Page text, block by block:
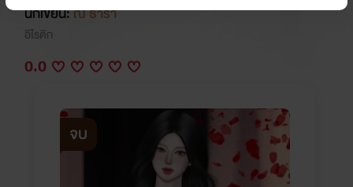
นักเขียน:ณ ธารา
อีโรติก
0.0
จบ